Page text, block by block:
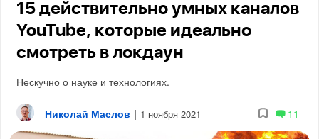
15 действительно умных каналов
YouTube, которые идеально
смотреть в локдаун
Нескучно о науке и технологиях.
Николай Маслов | 1 ноября 2021 11